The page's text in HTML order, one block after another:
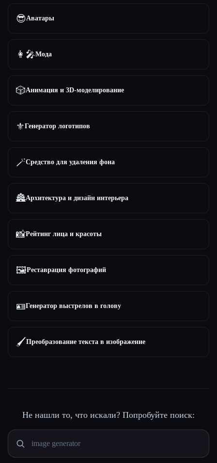
😎Аватары
👩‍🎤Мода
🎲Анимация и 3D-моделирование
⚜️Генератор логотипов
🪄Средство для удаления фона
🏯Архитектура и дизайн интерьера
📸Рейтинг лица и красоты
🖼️Реставрация фотографий
🪪Генератор выстрелов в голову
🖌️Преобразование текста в изображение
Не нашли то, что искали? Попробуйте поиск: